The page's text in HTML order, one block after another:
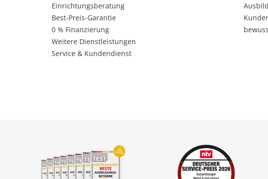
Einrichtungsberatung
Best-Preis-Garantie
0 % Finanzierung
Weitere Dienstleistungen
Service & Kundendienst